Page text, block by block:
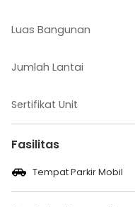
Luas Bangunan
Jumlah Lantai
Sertifikat Unit
Fasilitas
Tempat Parkir Mobil